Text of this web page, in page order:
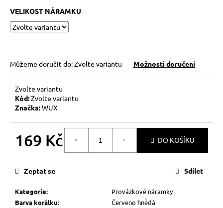
VELIKOST NÁRAMKU
Můžeme doručit do:Zvolte variantu Možnosti doručení
Zvolte variantu
Kód:Zvolte variantu
Značka:WUX
169 Kč DO KOŠÍKU
Kategorie:
Provázkové náramky
Barva korálku:
Červeno hnědá
Zeptat se Sdílet
e
KROUŽEK
AG925
Kč